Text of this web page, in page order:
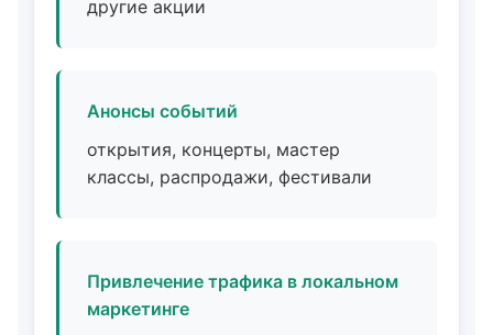
другие акции
Анонсы событий
открытия, концерты, мастер
классы, распродажи, фестивали
Привлечение трафика в локальном
маркетинге